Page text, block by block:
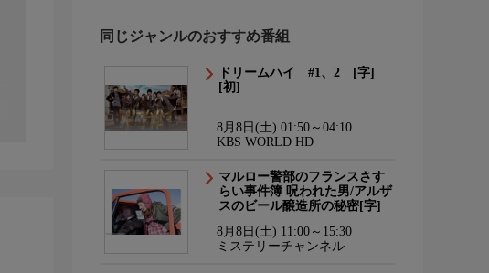
同じジャンルのおすすめ番組
ドリームハイ #1、2 [字]
[初]
8月8日(土) 01:50～04:10
KBS WORLD HD
マルロー警部のフランスさす
らい事件簿 呪われた男/アルザ
スのビール醸造所の秘密[字]
8月8日(土) 11:00～15:30
ミステリーチャンネル